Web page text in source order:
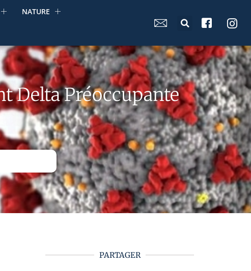
NATURE
Delta Préoccupante
PARTAGER